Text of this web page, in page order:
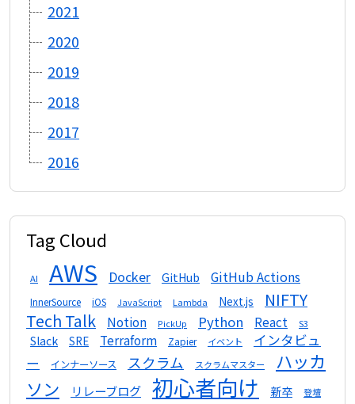
2021
2020
2019
2018
2017
2016
Tag Cloud
AI AWS Docker GitHub GitHub Actions
InnerSource iOS JavaScript Lambda Next.js
NIFTY
Tech Talk
Notion PickUp Python React S3
Slack SRE Terraform Zapier イベント
インタビュ
ー
インナーソース スクラム スクラムマスター
ハッカ
ソン
リレーブログ 初心者向け 新卒 登壇